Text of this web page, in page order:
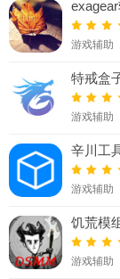
游戏辅助
特戒盒
游戏辅助
辛川工
游戏辅助
饥荒模
游戏辅助